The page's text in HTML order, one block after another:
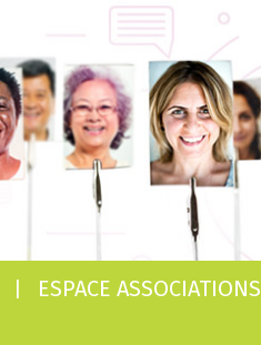
ESPACE ASSOCIATIONS